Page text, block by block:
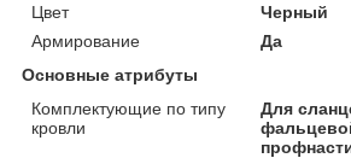
Цвет
Черный
Армирование
Да
Основные атрибуты
Комплектующие по типу
кровли
Для